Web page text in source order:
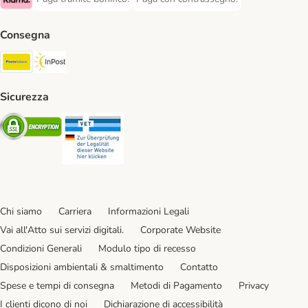
Klarna Payment Method
Paga tramite bonifico. Payment MethodPaga con contrassegno. Payment
Consegna
Poste Italiane. Shipping Method
Sicurezza
Security
Chi siamo Carriera
Informazioni Legali
Vai all'Atto sui servizi digitali.
Corporate Website
Condizioni Generali
Modulo tipo di recesso
Disposizioni ambientali & smaltimento
Contatto
Spese e tempi di consegna
Metodi di Pagamento
Privacy
I clienti dicono di noi
Dichiarazione di accessibilità